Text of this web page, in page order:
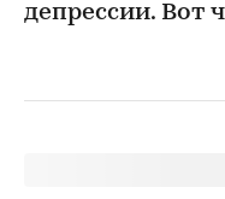
депрессии. Вот